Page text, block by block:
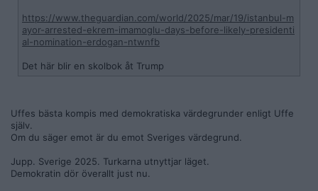
https://www.theguardian.com/world/2025/mar/19/istanbul-m
ayor-arrested-ekrem-imamoglu-days-before-likely-presidenti
al-nomination-erdogan-ntwnfb
Det här blir en skolbok åt Trump
Uffes bästa kompis med demokratiska värdegrunder enligt Uffe
själv.
Om du säger emot är du emot Sveriges värdegrund.
Jupp. Sverige 2025. Turkarna utnyttjar läget.
Demokratin dör överallt just nu.